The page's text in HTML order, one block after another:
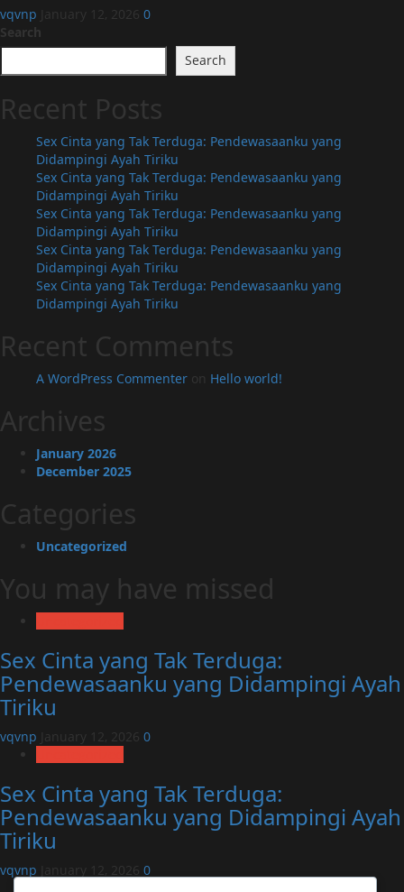
vqvnp January 12, 2026 0
Search
Search
Recent Posts
Sex Cinta yang Tak Terduga: Pendewasaanku yang
Didampingi Ayah Tiriku
Sex Cinta yang Tak Terduga: Pendewasaanku yang
Didampingi Ayah Tiriku
Sex Cinta yang Tak Terduga: Pendewasaanku yang
Didampingi Ayah Tiriku
Sex Cinta yang Tak Terduga: Pendewasaanku yang
Didampingi Ayah Tiriku
Sex Cinta yang Tak Terduga: Pendewasaanku yang
Didampingi Ayah Tiriku
Recent Comments
A WordPress Commenter on Hello world!
Archives
January 2026
December 2025
Categories
Uncategorized
You may have missed
Sex Cinta yang Tak Terduga:
Pendewasaanku yang Didampingi Ayah
Tiriku
vqvnp January 12, 2026 0
Sex Cinta yang Tak Terduga:
Pendewasaanku yang Didampingi Ayah
Tiriku
vqvnp January 12, 2026 0